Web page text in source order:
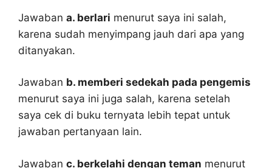
Jawaban a. berlari menurut saya ini salah,
karena sudah menyimpang jauh dari apa yang
ditanyakan.
Jawaban b. memberi sedekah pada pengemis
menurut saya ini juga salah, karena setelah
saya cek di buku ternyata lebih tepat untuk
jawaban pertanyaan lain.
Jawaban c. berkelahi dengan teman menurut